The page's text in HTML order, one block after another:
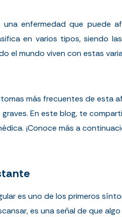
enfermedad que puede
en varios tipos, siendo
el mundo viven con estas
más frecuentes de esta
En este blog, te
¡Conoce más a
es uno de los primeros
es una señal de que